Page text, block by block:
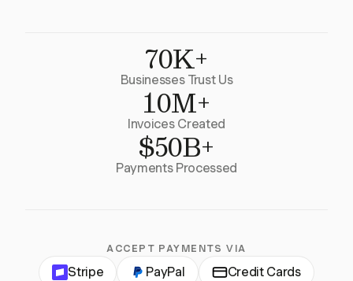
70K+
Businesses Trust Us
10M+
Invoices Created
$50B+
Payments Processed
ACCEPT PAYMENTS VIA
Stripe PayPal Credit Cards